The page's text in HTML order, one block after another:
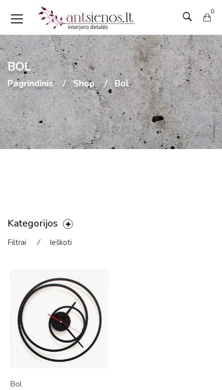
0
BOL
Pagrindinis Shop Bol
Kategorijos
Filtrai ⁄ Ieškoti
Bol